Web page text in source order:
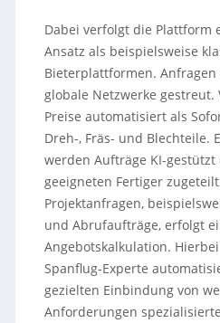
Dabei verfolgt die Plattform
Ansatz als beispielsweise
Bieterplattformen.
globale Netzwerke
Preise automatisiert als
Dreh-, Fräs- und Blechteile.
werden Aufträge KI-gestützt
geeigneten Fertiger
Projektanfragen,
und Abrufaufträge, erfolgt
Angebotskalkulation.
Spanflug-Experte
gezielten Einbindung von
Anforderungen